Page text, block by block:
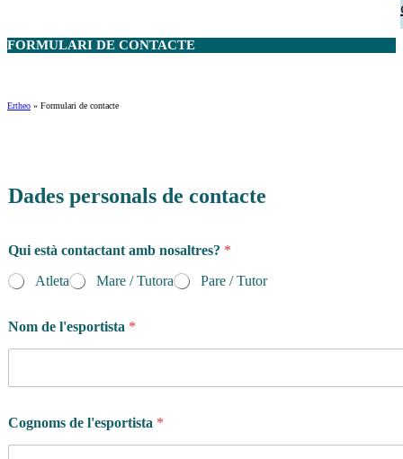
FORMULARI DE CONTACTE
Ertheo » Formulari de contacte
Dades personals de contacte
Qui està contactant amb nosaltres? *
Atleta
Mare / Tutora Pare / Tutor
Nom de l'esportista *
Cognoms de l'esportista *